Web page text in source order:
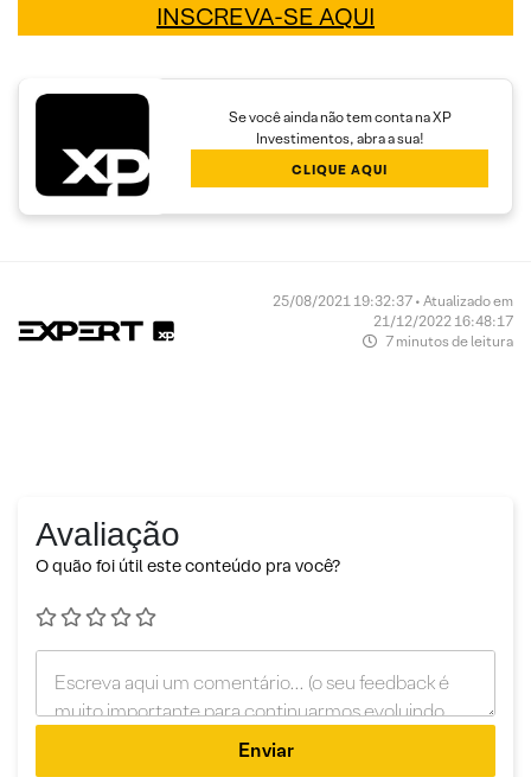
INSCREVA-SE AQUI
Se você ainda não tem conta na XP
Investimentos, abra a sua!
CLIQUE AQUI
25/08/2021 19:32:37 • Atualizado em
21/12/2022 16:48:17
7 minutos de leitura
Avaliação
O quão foi útil este conteúdo pra você?
Enviar